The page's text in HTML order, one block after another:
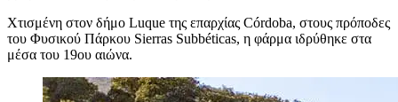
Χτισμένη στον δήμο Luque της επαρχίας Córdoba, στους πρόποδες
του Φυσικού Πάρκου Sierras Subbéticas, η φάρμα ιδρύθηκε στα
μέσα του 19ου αιώνα.